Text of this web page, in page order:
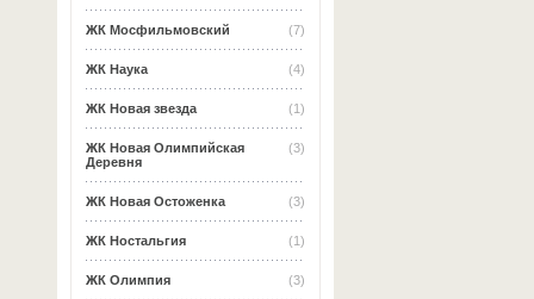
(7)
ЖК Мосфильмовский
(4)
ЖК Наука
(1)
ЖК Новая звезда
(3)
ЖК Новая Олимпийская
Деревня
(3)
ЖК Новая Остоженка
(1)
ЖК Ностальгия
(3)
ЖК Олимпия